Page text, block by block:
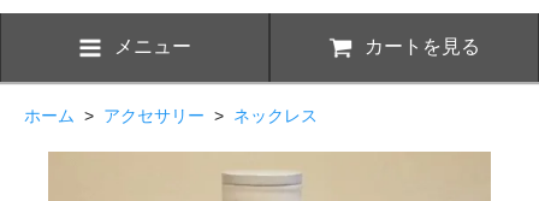
メニュー カートを見る
ホーム > アクセサリー > ネックレス